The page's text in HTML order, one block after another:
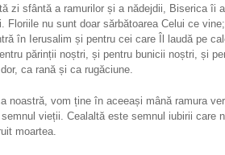
zi sfântă a ramurilor și a nădejdii, Biserica îi
Floriile nu sunt doar sărbătoarea Celui ce
în Ierusalim și pentru cei care Îl laudă pe
părinții noștri, și pentru bunicii noștri, și
ca rană și ca rugăciune.
noastră, vom ține în aceeași mână ramura
vieții. Cealaltă este semnul iubirii care
moartea.